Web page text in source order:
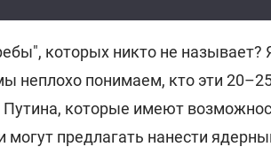
которых никто не называет?
неплохо понимаем, кто эти
которые имеют
могут предлагать нанести